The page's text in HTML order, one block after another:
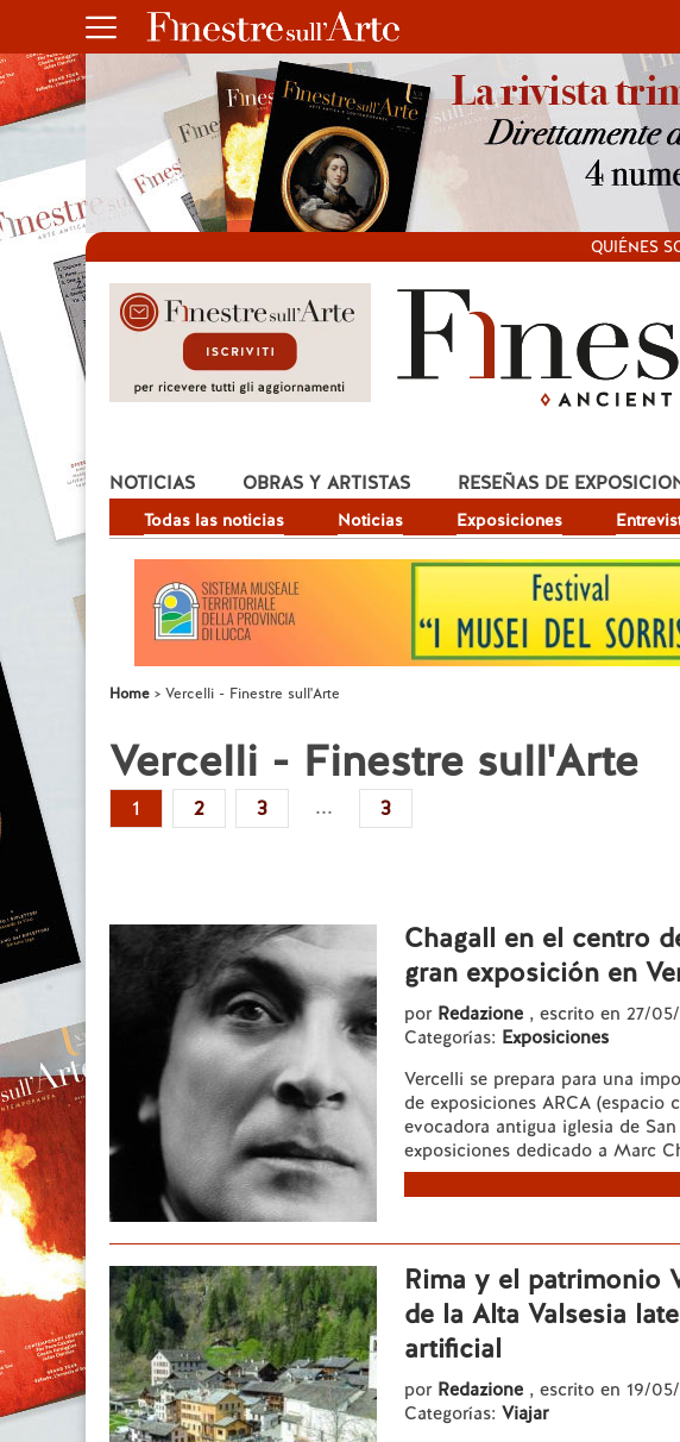
QUIÉNES
NOTICIAS
Todas las noticias Noticias Exposiciones
OBRAS Y ARTISTAS RESEÑAS DE
Home Vercelli - Finestre sull'Arte
Vercelli - Finestre sull'Arte
1 2 3 ... 3
Chagall en el centro
gran exposición en
por Redazione , escrito en 27/
Categorías: Exposiciones
Vercelli se prepara para una
de exposiciones ARCA
evocadora antigua iglesia de
exposiciones dedicado a Marc
Rima y el patrimonio
de la Alta Valsesia
artificial
por Redazione , escrito en 19/
Categorías: Viajar